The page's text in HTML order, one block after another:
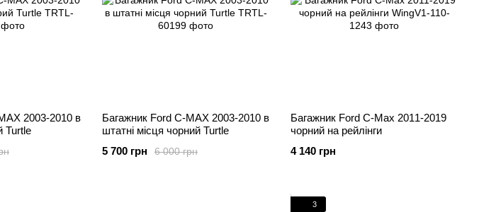
2003-2010 в
Turtle
Багажник Ford C-MAX 2003-2010 в
штатні місця чорний Turtle
6 000 грн
5 700 грн
Багажник Ford C-Max 2011-2019
чорний на рейлінги
4 140 грн
3